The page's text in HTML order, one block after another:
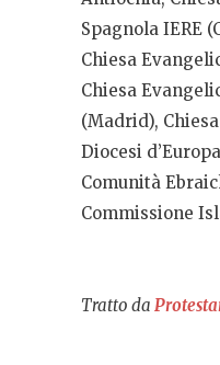
Spagnola IERE
Chiesa
Chiesa
(Madrid),
Diocesi
Comunità
Commissione
Tratto da